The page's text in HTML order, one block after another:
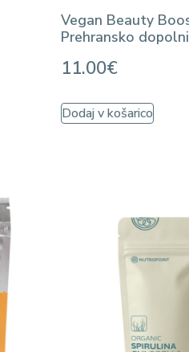
Vegan Beauty
Prehransko
11.00€
Dodaj v košarico